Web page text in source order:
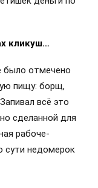
кликуш…
было отмечено
пищу: борщ,
всё это
сделанной для
рабоче-
сути недомерок